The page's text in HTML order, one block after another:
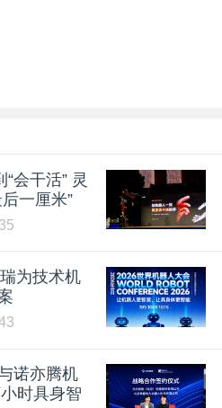
会干活” 灵
一厘米”
为技术机
诺亦腾机
时具身智